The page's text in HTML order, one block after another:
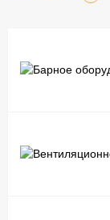
заказ большой
включает в
ванны моечные,
назначения,
оборудование и
повысить